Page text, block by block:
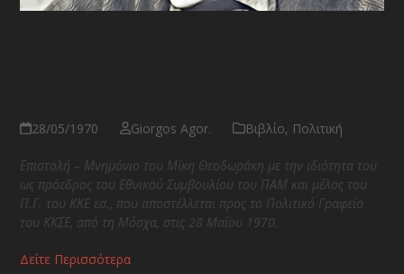
28/05/1970 Giorgos Agor. Βιβλίο, Πολιτική
Επιστολή – Μνημόνιο του Μίκη Θεοδωράκη με την ιδιότητα του
ως πρόεδρος του Εθνικού Συμβουλίου του ΠΑΜ και μέλος του
Π.Γ. του ΚΚΕ εσ., που αποστέλλεται προς το Πολιτικό Γραφείο
του ΚΚΣΕ, από τη Μόσχα, στις 28 Μαΐου 1970.
Δείτε Περισσότερα